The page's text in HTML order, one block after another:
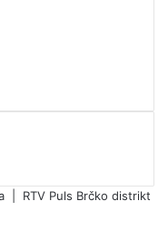
| RTV Puls Brčko distrikt